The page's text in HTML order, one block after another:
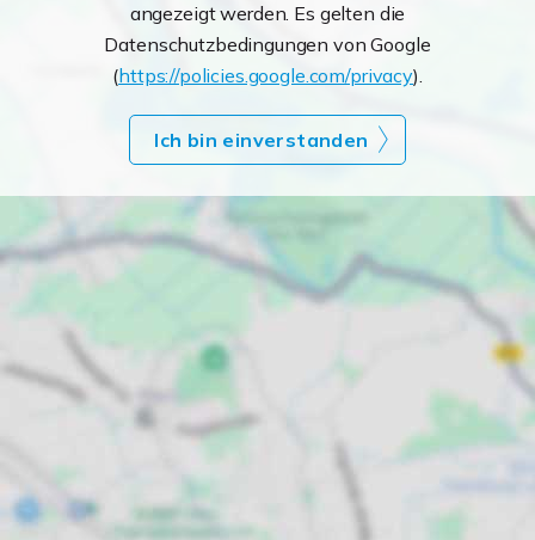
angezeigt werden. Es gelten die
Datenschutzbedingungen von Google
(https://policies.google.com/privacy).
Ich bin einverstanden